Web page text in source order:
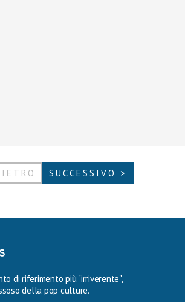
SUCCESSIVO >
di riferimento più "irriverente",
della pop culture.